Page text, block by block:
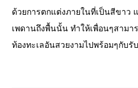
ด้วยการตกแต่งภายในที่เป็นสีขาว
เพดานถึงพื้นนั้น ทำให้เพื่อนๆสามา
ท้องทะเลอันสวยงามไปพร้อมๆกับรั